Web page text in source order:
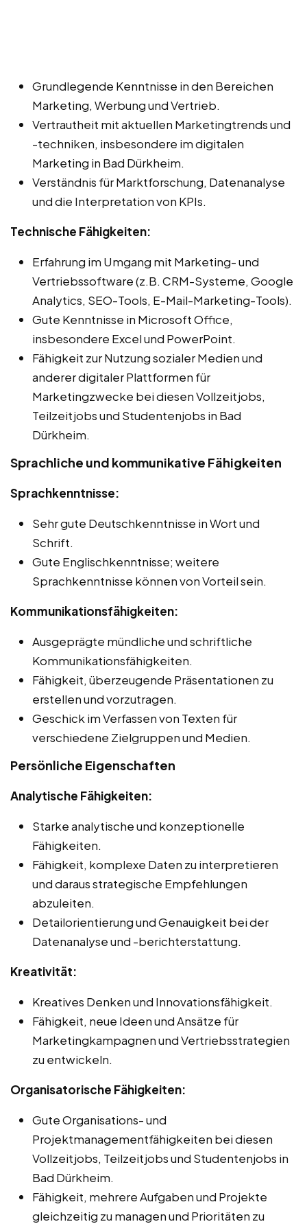
Grundlegende Kenntnisse in den Bereichen
Marketing, Werbung und Vertrieb.
Vertrautheit mit aktuellen Marketingtrends und
-techniken, insbesondere im digitalen
Marketing in Bad Dürkheim.
Verständnis für Marktforschung, Datenanalyse
und die Interpretation von KPIs.
Technische Fähigkeiten:
Erfahrung im Umgang mit Marketing- und
Vertriebssoftware (z.B. CRM-Systeme, Google
Analytics, SEO-Tools, E-Mail-Marketing-Tools).
Gute Kenntnisse in Microsoft Office,
insbesondere Excel und PowerPoint.
Fähigkeit zur Nutzung sozialer Medien und
anderer digitaler Plattformen für
Marketingzwecke bei diesen Vollzeitjobs,
Teilzeitjobs und Studentenjobs in Bad
Dürkheim.
Sprachliche und kommunikative Fähigkeiten
Sprachkenntnisse:
Sehr gute Deutschkenntnisse in Wort und
Schrift.
Gute Englischkenntnisse; weitere
Sprachkenntnisse können von Vorteil sein.
Kommunikationsfähigkeiten:
Ausgeprägte mündliche und schriftliche
Kommunikationsfähigkeiten.
Fähigkeit, überzeugende Präsentationen zu
erstellen und vorzutragen.
Geschick im Verfassen von Texten für
verschiedene Zielgruppen und Medien.
Persönliche Eigenschaften
Analytische Fähigkeiten:
Starke analytische und konzeptionelle
Fähigkeiten.
Fähigkeit, komplexe Daten zu interpretieren
und daraus strategische Empfehlungen
abzuleiten.
Detailorientierung und Genauigkeit bei der
Datenanalyse und -berichterstattung.
Kreativität:
Kreatives Denken und Innovationsfähigkeit.
Fähigkeit, neue Ideen und Ansätze für
Marketingkampagnen und Vertriebsstrategien
zu entwickeln.
Organisatorische Fähigkeiten:
Gute Organisations- und
Projektmanagementfähigkeiten bei diesen
Vollzeitjobs, Teilzeitjobs und Studentenjobs in
Bad Dürkheim.
Fähigkeit, mehrere Aufgaben und Projekte
gleichzeitig zu managen und Prioritäten zu